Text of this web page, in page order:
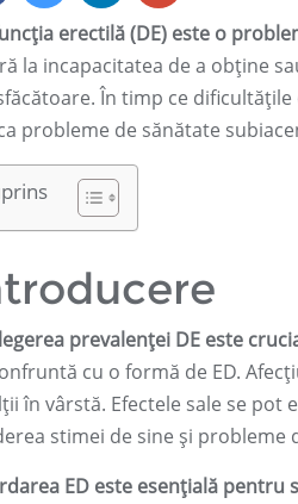
erectilă (DE) este o
la incapacitatea de a obține
În timp ce
probleme de sănătate
prevalenței DE este
cu o formă de ED.
în vârstă. Efectele sale se pot
stimei de sine și probleme
ED este esențială